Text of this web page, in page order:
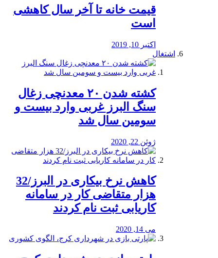
قیمت خانه تا آخر سال کاهشی
است
اکتبر 10, 2019
اشتغال
کشته شدن ۲۰ معدنچی زغال
سنگ البرز غربی وارد بیست و
سومین سال شد
ژوئن 22, 2020
کاهش نرخ بیکاری در البرز/32
هزار متقاضی کار در سامانه
کاریابی ثبت نام کردند
می 14, 2020